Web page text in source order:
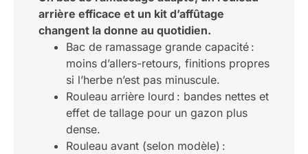
arrière efficace et un kit d’affûtage
changent la donne au quotidien.
Bac de ramassage grande capacité :
moins d’allers-retours, finitions propres
si l’herbe n’est pas minuscule.
Rouleau arrière lourd : bandes nettes et
effet de tallage pour un gazon plus
dense.
Rouleau avant (selon modèle) :